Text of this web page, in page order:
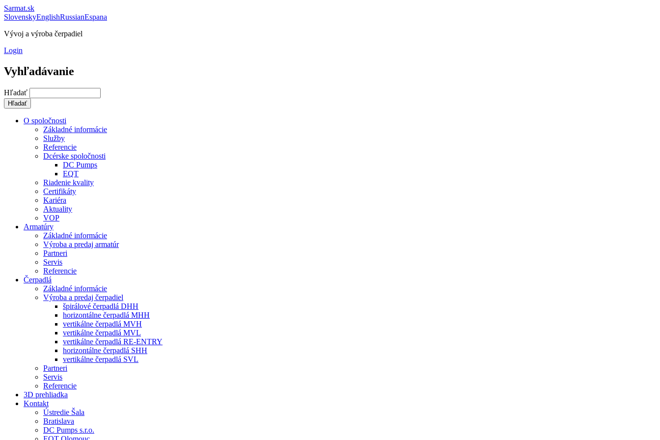
Sarmat.sk
SlovenskyEnglishRussianEspana
Vývoj a výroba čerpadiel
Login
Vyhľadávanie
Hľadať
O spoločnosti
Základné informácie
Služby
Referencie
Dcérske spoločnosti
DC Pumps
EQT
Riadenie kvality
Certifikáty
Kariéra
Aktuality
VOP
Armatúry
Základné informácie
Výroba a predaj armatúr
Partneri
Servis
Referencie
Čerpadlá
Základné informácie
Výroba a predaj čerpadiel
špirálové čerpadlá DHH
horizontálne čerpadlá MHH
vertikálne čerpadlá MVH
vertikálne čerpadlá MVL
vertikálne čerpadlá RE-ENTRY
horizontálne čerpadlá SHH
vertikálne čerpadlá SVL
Partneri
Servis
Referencie
3D prehliadka
Kontakt
Ústredie Šala
Bratislava
DC Pumps s.r.o.